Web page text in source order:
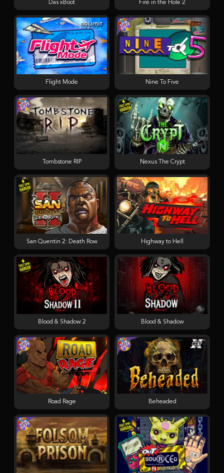
Highway to Hell
San Quentin 2: Death Row
Blood & Shadow
Blood & Shadow 2
Beheaded
Nexus The Crypt
Tombstone RIP
Fire in the Hole 2
Das xBoot
Road Rage
Nine To Five
Flight Mode